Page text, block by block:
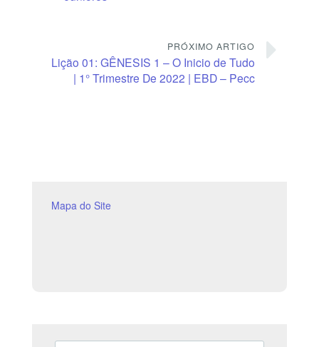
PRÓXIMO ARTIGO
Lição 01: GÊNESIS 1 – O Inicio de Tudo
| 1° Trimestre De 2022 | EBD – Pecc
Mapa do Site